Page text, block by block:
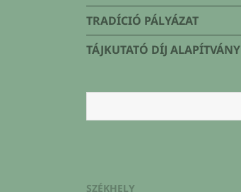
TRADÍCIÓ PÁLYÁZAT
TÁJKUTATÓ DÍJ ALAPÍTVÁNY
SZÉKHELY